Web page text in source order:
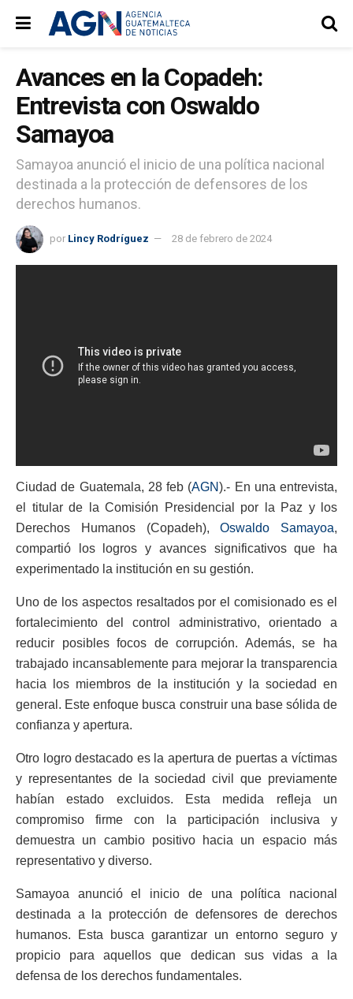
Avances en la Copadeh:
Entrevista con Oswaldo
Samayoa
Samayoa anunció el inicio de una política nacional
destinada a la protección de defensores de los
derechos humanos.
por Lincy Rodríguez 28 de febrero de 2024
Ciudad de Guatemala, 28 feb (AGN).- En una entrevista,
el titular de la Comisión Presidencial por la Paz y los
Derechos Humanos (Copadeh),Oswaldo Samayoa,
compartió los logros y avances significativos que ha
experimentado la institución en su gestión.
Uno de los aspectos resaltados por el comisionado es el
fortalecimiento del control administrativo, orientado a
reducir posibles focos de corrupción. Además, se ha
trabajado incansablemente para mejorar la transparencia
hacia los miembros de la institución y la sociedad en
general. Este enfoque busca construir una base sólida de
confianza y apertura.
Otro logro destacado es la apertura de puertas a víctimas
y representantes de la sociedad civil que previamente
habían estado excluidos. Esta medida refleja un
compromiso firme con la participación inclusiva y
demuestra un cambio positivo hacia un espacio más
representativo y diverso.
Samayoa anunció el inicio de una política nacional
destinada a la protección de defensores de derechos
humanos. Esta busca garantizar un entorno seguro y
propicio para aquellos que dedican sus vidas a la
defensa de los derechos fundamentales.